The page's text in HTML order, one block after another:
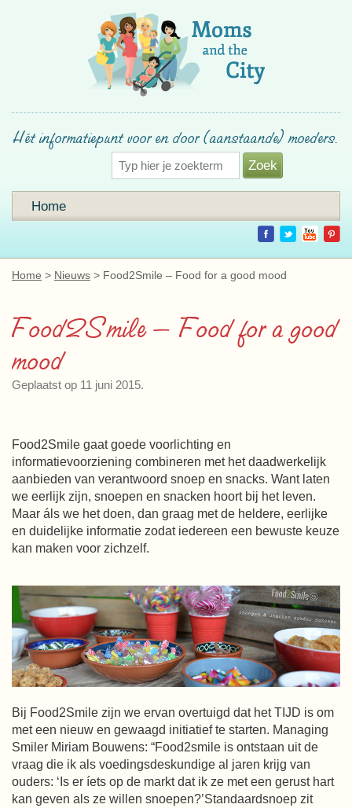
Hét informatiepunt voor en door (aanstaande) moeders.
Home
Home Nieuws Food2Smile – Food for a good mood
Food2Smile – Food for a good
mood
Geplaatst op 11 juni 2015.
Food2Smile gaat goede voorlichting en
informatievoorziening combineren met het daadwerkelijk
aanbieden van verantwoord snoep en snacks. Want laten
we eerlijk zijn, snoepen en snacken hoort bij het leven.
Maar áls we het doen, dan graag met de heldere, eerlijke
en duidelijke informatie zodat iedereen een bewuste keuze
kan maken voor zichzelf.
Bij Food2Smile zijn we ervan overtuigd dat het TIJD is om
met een nieuw en gewaagd initiatief te starten. Managing
Smiler Miriam Bouwens: “Food2smile is ontstaan uit de
vraag die ik als voedingsdeskundige al jaren krijg van
ouders: ‘Is er íets op de markt dat ik ze met een gerust hart
kan geven als ze willen snoepen?’Standaardsnoep zit